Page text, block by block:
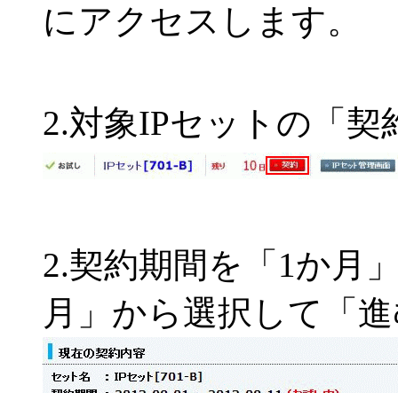
にアクセスします。
2.対象IPセットの「
2.契約期間を「1か月
月」から選択して「